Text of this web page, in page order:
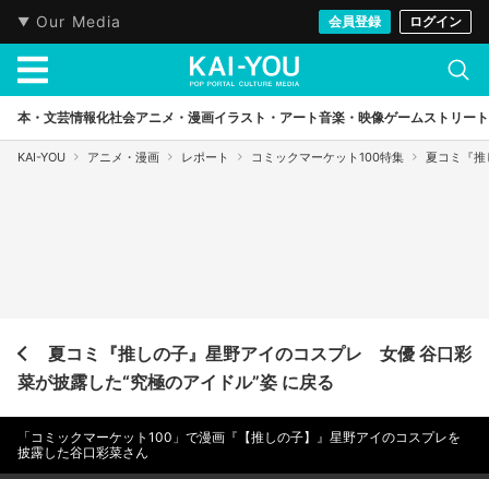
Our Media 会員登録 ログイン
本・文芸情報化社会アニメ・漫画イラスト・アート音楽・映像ゲームストリート
KAI-YOU アニメ・漫画 レポート コミックマーケット100特集 夏コミ『
夏コミ『推しの子』星野アイのコスプレ 女優 谷口彩
菜が披露した“究極のアイドル”姿 に戻る
「コミックマーケット100」で漫画『【推しの子】』星野アイのコスプレを
披露した谷口彩菜さん